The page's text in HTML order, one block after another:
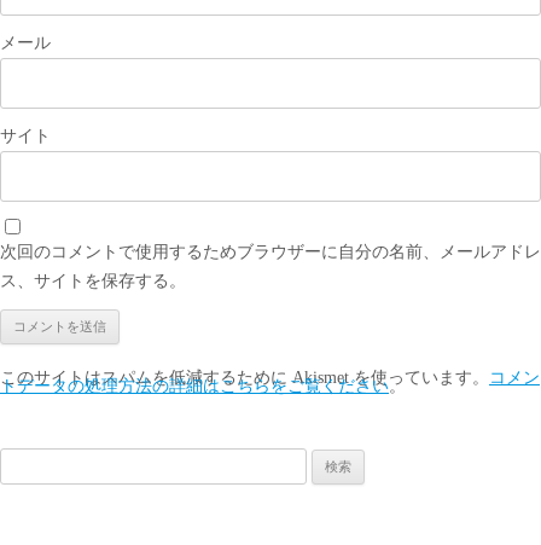
メール
サイト
次回のコメントで使用するためブラウザーに自分の名前、メールアドレ
ス、サイトを保存する。
このサイトはスパムを低減するために Akismet を使っています。 コメン
トデータの処理方法の詳細はこちらをご覧ください。
索: